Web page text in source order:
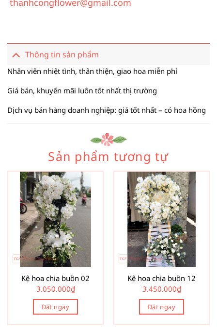
thanhcongflower@gmail.com
Thông tin sản phẩm
Nhân viên nhiệt tình, thân thiện, giao hoa miễn phí
Giá bán, khuyến mãi luôn tốt nhất thị trường
Dịch vụ bán hàng doanh nghiệp: giá tốt nhất – có hoa hồng
Sản phẩm tương tự
Kệ hoa chia buồn 02
3.050.000₫
Đặt ngay
Kệ hoa chia buồn 12
3.450.000₫
Đặt ngay